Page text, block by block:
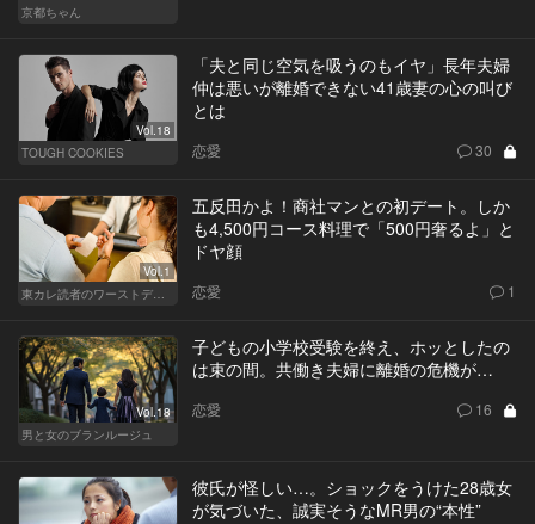
京都ちゃん
Vol.18
TOUGH COOKIES
「夫と同じ空気を吸うのもイヤ」長年夫婦
仲は悪いが離婚できない41歳妻の心の叫び
とは
恋愛 30
Vol.1
東カレ読者のワーストデート
五反田かよ！商社マンとの初デート。しか
も4,500円コース料理で「500円奢るよ」と
ドヤ顔
恋愛 1
Vol.18
男と女のブランルージュ
子どもの小学校受験を終え、ホッとしたの
は束の間。共働き夫婦に離婚の危機が…
恋愛 16
彼氏が怪しい…。ショックをうけた28歳女
が気づいた、誠実そうなMR男の“本性”